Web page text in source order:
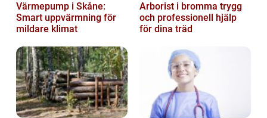
Värmepump i Skåne:
Smart uppvärmning för
mildare klimat
Arborist i bromma trygg
och professionell hjälp
för dina träd